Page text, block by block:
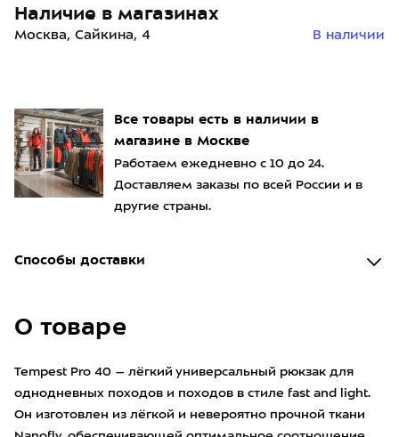
Все товары есть в наличии в
магазине в Москве
Работаем ежедневно с 10 до 24.
Доставляем заказы по всей России и в
другие страны.
Способы доставки
О товаре
Tempest Pro 40 – лёгкий универсальный рюкзак для
однодневных походов и походов в стиле fast and light.
Он изготовлен из лёгкой и невероятно прочной ткани
Наличие в магазинах
Москва, Сайкина, 4 В наличии